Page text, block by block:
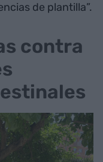
de plantilla”.
contra